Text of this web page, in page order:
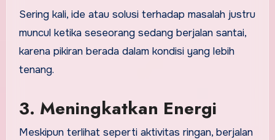
Sering kali, ide atau solusi terhadap masalah justru
muncul ketika seseorang sedang berjalan santai,
karena pikiran berada dalam kondisi yang lebih
tenang.
3. Meningkatkan Energi
Meskipun terlihat seperti aktivitas ringan, berjalan